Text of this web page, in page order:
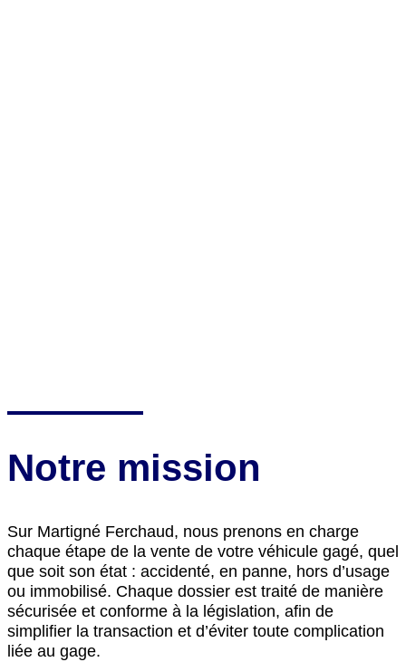
Notre mission
Sur Martigné Ferchaud, nous prenons en charge
chaque étape de la vente de votre véhicule gagé, quel
que soit son état : accidenté, en panne, hors d’usage
ou immobilisé. Chaque dossier est traité de manière
sécurisée et conforme à la législation, afin de
simplifier la transaction et d’éviter toute complication
liée au gage.